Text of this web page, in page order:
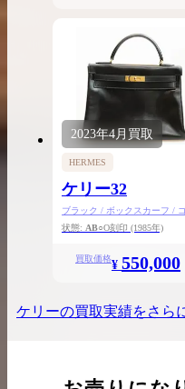
2023年4月 買取
HERMES
ケリー32
ブラック / ボックスカーフ / ゴ
ド金具
状態: AB○O刻印 (1985年)
買取価格¥ 550,000
ケリーの買取実績をさら